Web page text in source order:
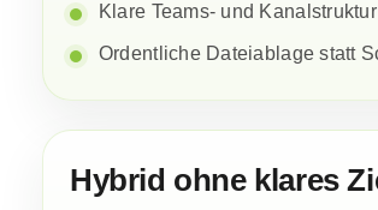
Klare Teams- und Kanalstruktur
Ordentliche Dateiablage statt
Hybrid ohne klares